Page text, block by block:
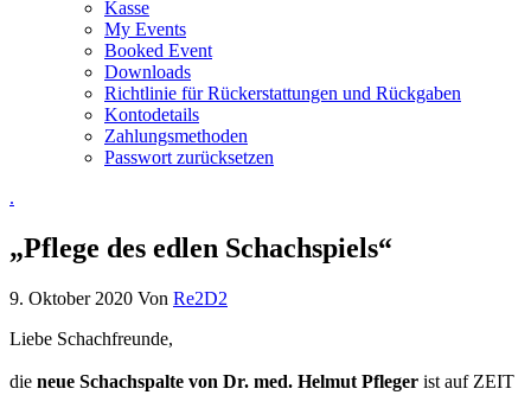
Kasse
My Events
Booked Event
Downloads
Richtlinie für Rückerstattungen und Rückgaben
Kontodetails
Zahlungsmethoden
Passwort zurücksetzen
.
„Pflege des edlen Schachspiels“
9. Oktober 2020 Von Re2D2
Liebe Schachfreunde,
die neue Schachspalte von Dr. med. Helmut Pfleger ist auf ZEIT